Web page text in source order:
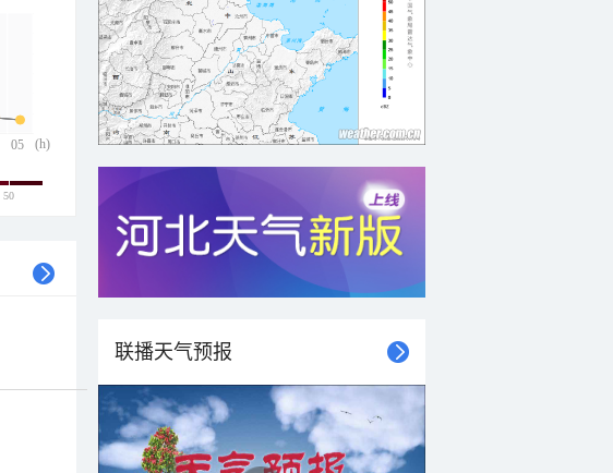
05
(h)
50
联播天气预报